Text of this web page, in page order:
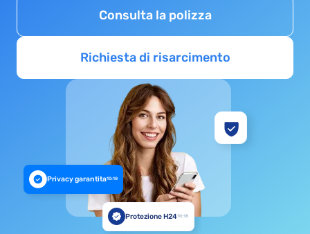
Consulta la polizza
Richiesta di risarcimento
Privacy garantita10:18
Protezione H2410:18